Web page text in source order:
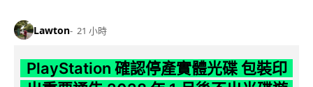
Lawton 21 小時
PlayStation 確認停產實體光碟 包裝印